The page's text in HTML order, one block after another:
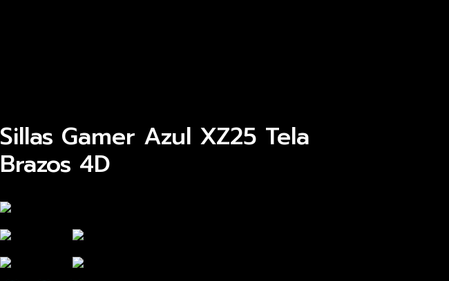
Sillas Gamer Azul XZ25 Tela
Brazos 4D